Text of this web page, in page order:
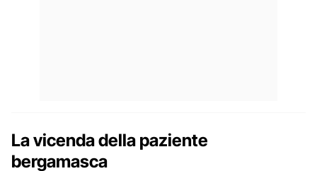
La vicenda della paziente
bergamasca